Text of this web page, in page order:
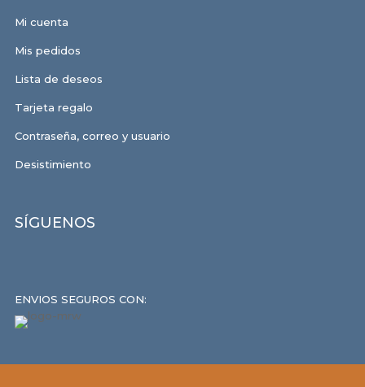
Mi cuenta
Mis pedidos
Lista de deseos
Tarjeta regalo
Contraseña, correo y usuario
Desistimiento
SÍGUENOS
ENVIOS SEGUROS CON: